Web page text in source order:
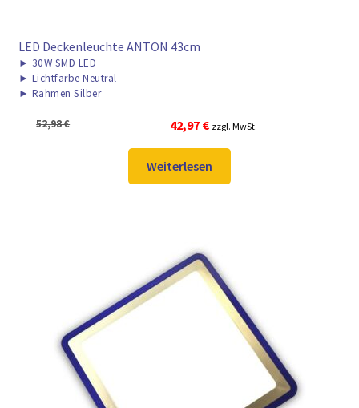
LED Deckenleuchte ANTON 43cm
► 30W SMD LED
► Lichtfarbe Neutral
► Rahmen Silber
52,98€
Ursprünglicher
Preis
war:
52,98 €
42,97 €Aktueller
Preis
ist:
42,97 €.
zzgl. MwSt.
Weiterlesen